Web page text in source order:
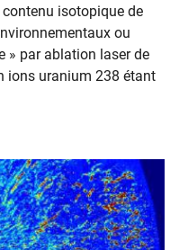
isotopique de
ou
» par ablation laser de
ions uranium 238 étant